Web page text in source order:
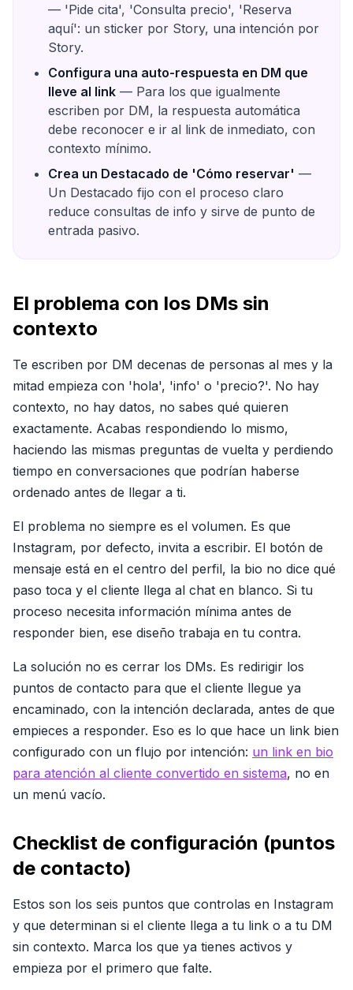
— 'Pide cita', 'Consulta precio', 'Reserva
aquí': un sticker por Story, una intención por
Story.
Configura una auto-respuesta en DM que
lleve al link — Para los que igualmente
escriben por DM, la respuesta automática
debe reconocer e ir al link de inmediato, con
contexto mínimo.
Crea un Destacado de 'Cómo reservar' —
Un Destacado fijo con el proceso claro
reduce consultas de info y sirve de punto de
entrada pasivo.
El problema con los DMs sin
contexto
Te escriben por DM decenas de personas al mes y la
mitad empieza con 'hola', 'info' o 'precio?'. No hay
contexto, no hay datos, no sabes qué quieren
exactamente. Acabas respondiendo lo mismo,
haciendo las mismas preguntas de vuelta y perdiendo
tiempo en conversaciones que podrían haberse
ordenado antes de llegar a ti.
El problema no siempre es el volumen. Es que
Instagram, por defecto, invita a escribir. El botón de
mensaje está en el centro del perfil, la bio no dice qué
paso toca y el cliente llega al chat en blanco. Si tu
proceso necesita información mínima antes de
responder bien, ese diseño trabaja en tu contra.
La solución no es cerrar los DMs. Es redirigir los
puntos de contacto para que el cliente llegue ya
encaminado, con la intención declarada, antes de que
empieces a responder. Eso es lo que hace un link bien
configurado con un flujo por intención: un link en bio
para atención al cliente convertido en sistema, no en
un menú vacío.
Checklist de configuración (puntos
de contacto)
Estos son los seis puntos que controlas en Instagram
y que determinan si el cliente llega a tu link o a tu DM
sin contexto. Marca los que ya tienes activos y
empieza por el primero que falte.